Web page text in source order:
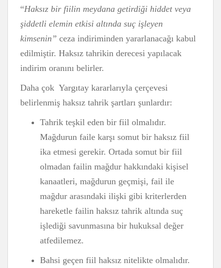
“Haksız bir fiilin meydana getirdiği hiddet veya
şiddetli elemin etkisi altında suç işleyen
kimsenin” ceza indiriminden yararlanacağı kabul
edilmiştir. Haksız tahrikin derecesi yapılacak
indirim oranını belirler.
Daha çok Yargıtay kararlarıyla çerçevesi
belirlenmiş haksız tahrik şartları şunlardır:
Tahrik teşkil eden bir fiil olmalıdır.
Mağdurun faile karşı somut bir haksız fiil
ika etmesi gerekir. Ortada somut bir fiil
olmadan failin mağdur hakkındaki kişisel
kanaatleri, mağdurun geçmişi, fail ile
mağdur arasındaki ilişki gibi kriterlerden
hareketle failin haksız tahrik altında suç
işlediği savunmasına bir hukuksal değer
atfedilemez.
Bahsi geçen fiil haksız nitelikte olmalıdır.